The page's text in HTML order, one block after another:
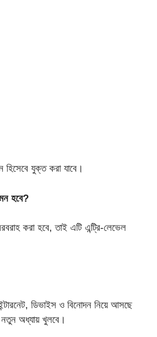
হিসেবে যুক্ত করা যাবে।
হবে?
করা হবে, তাই এটি এন্ট্রি-লেভেল
ডিভাইস ও বিনোদন নিয়ে আসছে
অধ্যায় খুলবে।